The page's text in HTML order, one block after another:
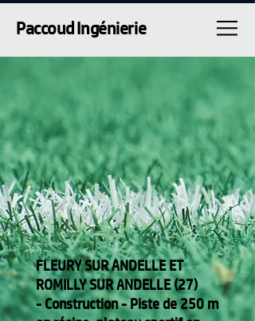
Paccoud Ingénierie
FLEURY SUR ANDELLE ET
ROMILLY SUR ANDELLE (27)
- Construction - Piste de 250 m